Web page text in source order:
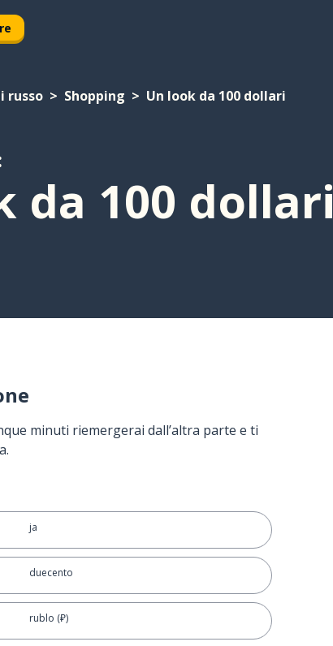
russo Shopping Un look da 100 dollari
da 100 dollari
minuti riemergerai dall’altra parte e ti
ja
duecento
rublo (₽)